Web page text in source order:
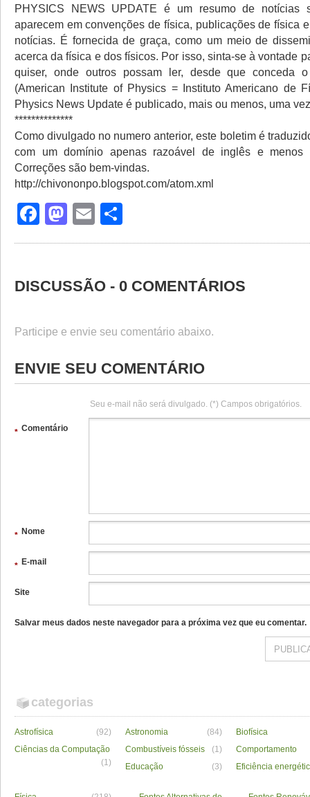
PHYSICS NEWS UPDATE é um resumo de notícias
aparecem em convenções de física, publicações de física
notícias. É fornecida de graça, como um meio de
acerca da física e dos físicos. Por isso, sinta-se à vontade
quiser, onde outros possam ler, desde que conceda
(American Institute of Physics = Instituto Americano de
Physics News Update é publicado, mais ou menos, uma
**************
Como divulgado no numero anterior, este boletim é
com um domínio apenas razoável de inglês e menos
Correções são bem-vindas.
http://chivononpo.blogspot.com/atom.xml
Facebook
Mastodon
Email
DISCUSSÃO - 0 COMENTÁRIOS
Participe e envie seu comentário abaixo.
ENVIE SEU COMENTÁRIO
Seu e-mail não será divulgado. (*) Campos obrigatórios.
Comentário
*
Nome
*
E-mail
*
Site
Salvar meus dados neste navegador para a próxima vez que eu comentar.
categorias
Astrofísica (92) Astronomia (84)
Biofísica
Ciências da Computação
(1)
Combustíveis fósseis (1)
Comportamento
Educação
(3) Eficiência